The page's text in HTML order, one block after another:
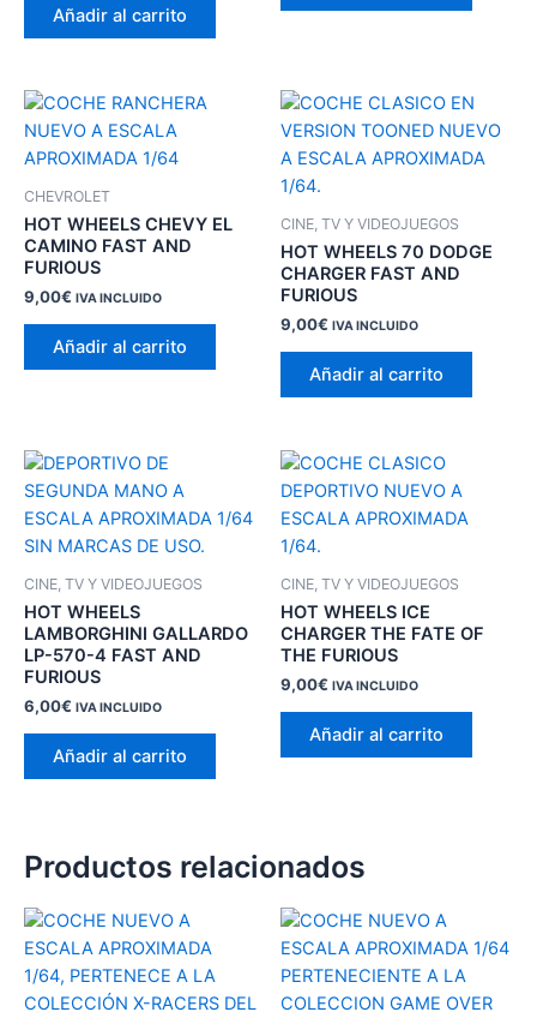
Añadir al carrito
CHEVROLET
HOT WHEELS CHEVY EL
CAMINO FAST AND
FURIOUS
9,00€ IVA INCLUIDO
Añadir al carrito
CINE, TV Y VIDEOJUEGOS
HOT WHEELS 70 DODGE
CHARGER FAST AND
FURIOUS
9,00€ IVA INCLUIDO
Añadir al carrito
CINE, TV Y VIDEOJUEGOS
HOT WHEELS
LAMBORGHINI GALLARDO
LP-570-4 FAST AND
FURIOUS
6,00€ IVA INCLUIDO
Añadir al carrito
CINE, TV Y VIDEOJUEGOS
HOT WHEELS ICE
CHARGER THE FATE OF
THE FURIOUS
9,00€ IVA INCLUIDO
Añadir al carrito
Productos relacionados